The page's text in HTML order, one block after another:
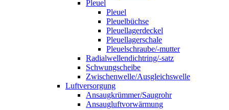
Pleuel
Pleuel
Pleuelbüchse
Pleuellagerdeckel
Pleuellagerschale
Pleuelschraube/-mutter
Radialwellendichtring/-satz
Schwungscheibe
Zwischenwelle/Ausgleichswelle
Luftversorgung
Ansaugkrümmer/Saugrohr
Ansaugluftvorwärmung